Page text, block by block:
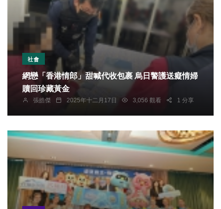
社會
網戀「香港情郎」甜喊代收包裹 烏日警護送癡情婦
贖回珍藏黃金
張皓傑 2025年十二月17日 3,056 觀看 1 分享